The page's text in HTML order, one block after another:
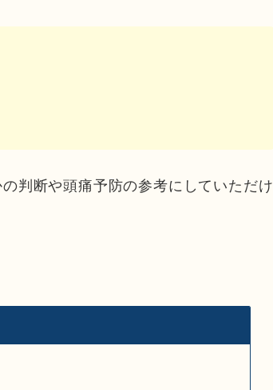
判断や頭痛予防の参考にしていただけ